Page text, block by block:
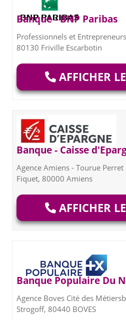
Banque - BNP Paribas
Professionnels et
80130 Friville Escarbotin
AFFICHER
Banque - Caisse
Agence Amiens - Tourue
Fiquet, 80000 Amiens
AFFICHER
Banque Populaire Du
Agence Boves Cité des
Strogoff, 80440 BOVES